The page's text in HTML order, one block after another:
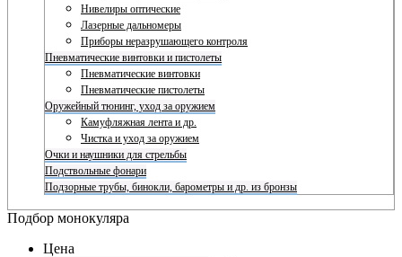
Нивелиры оптические
Лазерные дальномеры
Приборы неразрушающего контроля
Пневматические винтовки и пистолеты
Пневматические винтовки
Пневматические пистолеты
Оружейный тюнинг, уход за оружием
Камуфляжная лента и др.
Чистка и уход за оружием
Очки и наушники для стрельбы
Подствольные фонари
Подзорные трубы, бинокли, барометры и др. из бронзы
Подбор монокуляра
Цена